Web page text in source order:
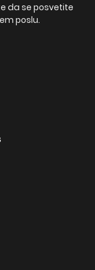
da se posvetite
poslu.